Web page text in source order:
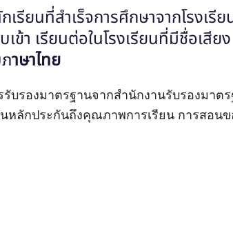
รียนที่สำเร็จการศึกษาจากโรงเรีย
ข้า เรียนต่อในโรงเรียนที่มีชื่อเสีย
าษาไทย
บรองมาตรฐานจากสำนักงานรับรองมาต
หลักประกันถึงคุณภาพการเรียน การสอนข